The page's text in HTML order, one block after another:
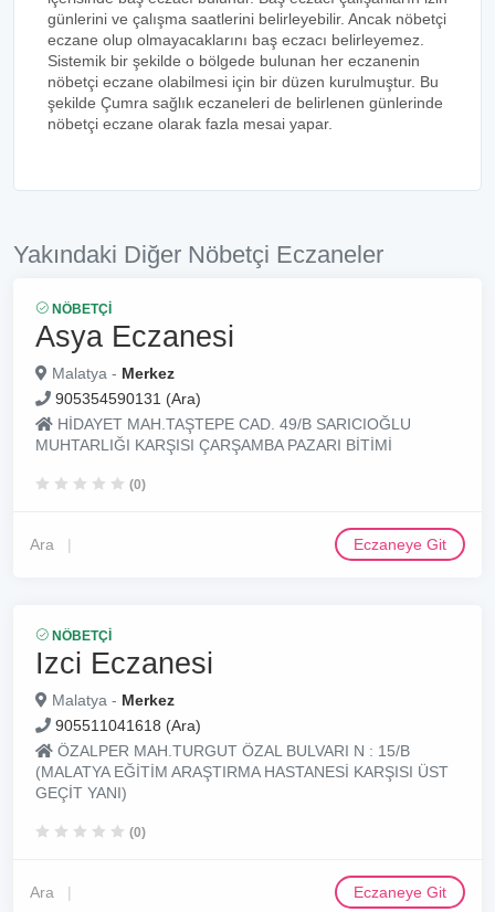
günlerini ve çalışma saatlerini belirleyebilir. Ancak nöbetçi
eczane olup olmayacaklarını baş eczacı belirleyemez.
Sistemik bir şekilde o bölgede bulunan her eczanenin
nöbetçi eczane olabilmesi için bir düzen kurulmuştur. Bu
şekilde Çumra sağlık eczaneleri de belirlenen günlerinde
nöbetçi eczane olarak fazla mesai yapar.
Yakındaki Diğer Nöbetçi Eczaneler
NÖBETÇI
Asya Eczanesi
Malatya - Merkez
905354590131 (Ara)
HİDAYET MAH.TAŞTEPE CAD. 49/B SARICIOĞLU
MUHTARLIĞI KARŞISI ÇARŞAMBA PAZARI BİTİMİ
(0)
Ara Eczaneye Git
NÖBETÇI
Izci Eczanesi
Malatya - Merkez
905511041618 (Ara)
ÖZALPER MAH.TURGUT ÖZAL BULVARI N : 15/B
(MALATYA EĞİTİM ARAŞTIRMA HASTANESİ KARŞISI ÜST
GEÇİT YANI)
(0)
Ara Eczaneye Git